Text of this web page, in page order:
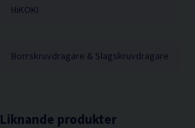
HiKOKI
Borrskruvdragare & Slagskruvdragare
Liknande produkter